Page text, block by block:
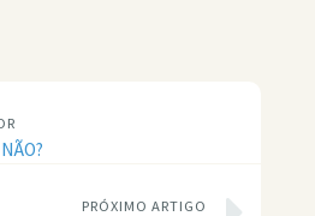
PRÓXIMO ARTIGO